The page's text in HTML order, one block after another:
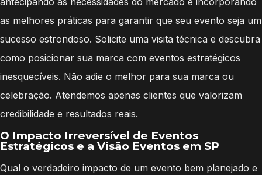
as melhores práticas para garantir que seu evento seja um
sucesso estrondoso. Solicite uma visita técnica e descubra
como posicionar sua marca com eventos estratégicos
inesquecíveis. Não adie o melhor para sua marca ou
celebração. Atendemos apenas clientes que valorizam
credibilidade e resultados reais.
O Impacto Irreversível de Eventos
Estratégicos e a Visão Eventos em SP
Qual o verdadeiro impacto de um evento bem planejado e